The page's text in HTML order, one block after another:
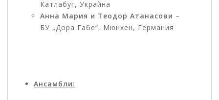
Катлабуг, Украйна
Анна Мария и Теодор Атанасови –
БУ „Дора Габе“, Мюнхен, Германия
Ансамбли: